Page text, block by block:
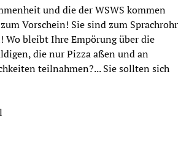
und die der WSWS kommen
Vorschein! Sie sind zum Sprachrohr
Wo bleibt Ihre Empörung über die
die nur Pizza aßen und an
teilnahmen?... Sie sollten sich